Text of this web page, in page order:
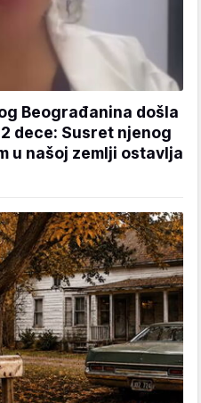
Beograđanina došla
dece: Susret njenog
u našoj zemlji ostavlja